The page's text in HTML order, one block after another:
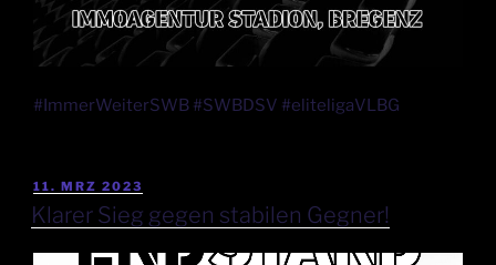
#ImmerWeiterSWB #SWBDSV #eliteligaVLBG
11. MRZ 2023
Klarer Sieg gegen stabilen Gegner!